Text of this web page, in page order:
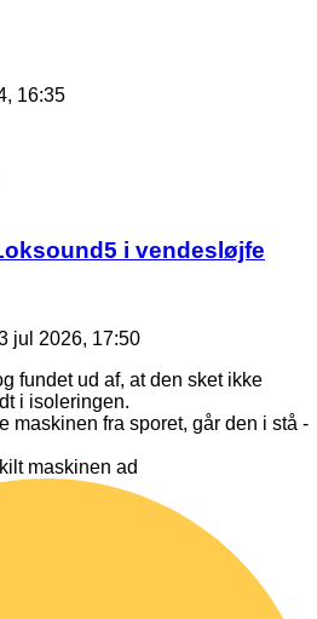
16:35
i vendesløjfe
jul 2026, 17:50
fundet ud af, at den sket ikke
i isoleringen.
maskinen fra sporet, går den i stå -
maskinen ad